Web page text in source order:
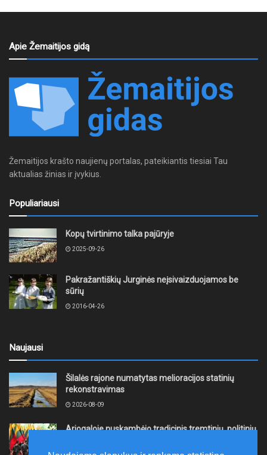
Apie Žemaitijos gidą
Žemaitijos krašto naujienų portalas, pateikiantis tiesiai Tau
aktualias žinias ir įvykius.
Populiariausi
Kopų tvirtinimo talka pajūryje
2025-09-26
Pakražantiškių Jurginės neįsivaizduojamos be
sūrių
2016-04-26
Naujausi
Šilalės rajone numatytas melioracijos statinių
rekonstravimas
2026-08-09
Ariogaloje nuskambėjo tradicinis tremtinių, politinių
širdy“